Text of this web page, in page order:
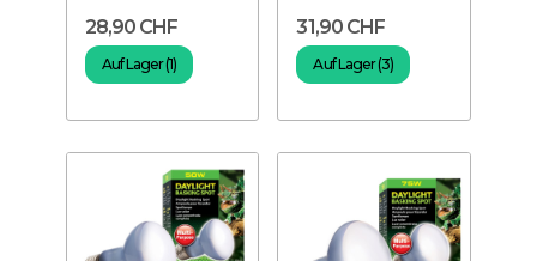
28,90 CHF
Auf Lager (1)
31,90 CHF
Auf Lager (3)